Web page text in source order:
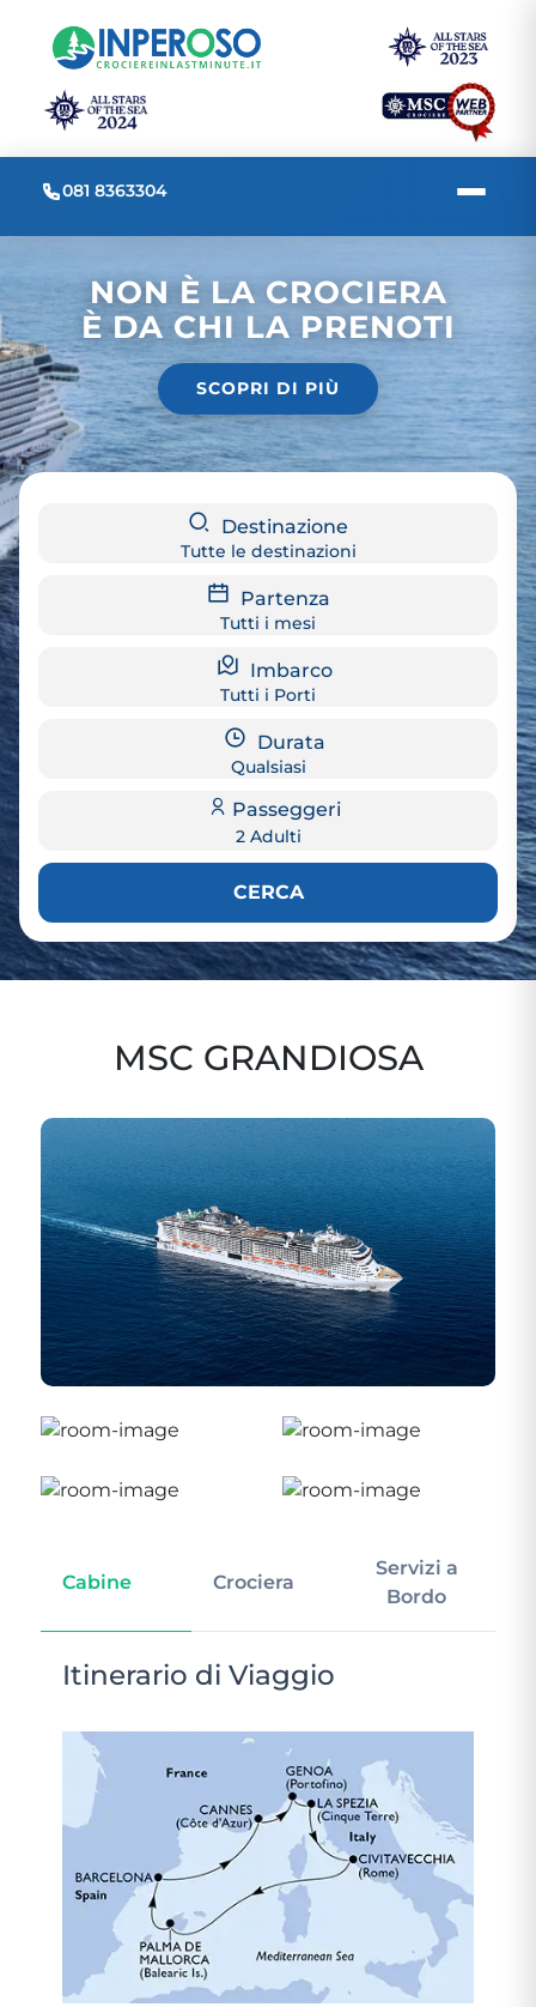
081 8363304
NON È LA CROCIERA
È DA CHI LA PRENOTI
SCOPRI DI PIÙ
Destinazione
Tutte le destinazioni
Partenza
Tutti i mesi
Imbarco
Tutti i Porti
Durata
Qualsiasi
Passeggeri
2 Adulti
CERCA
MSC GRANDIOSA
Cabine Crociera
Servizi a
Bordo
Itinerario di Viaggio